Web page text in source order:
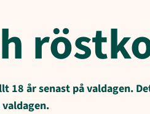
18 år senast på valdagen.